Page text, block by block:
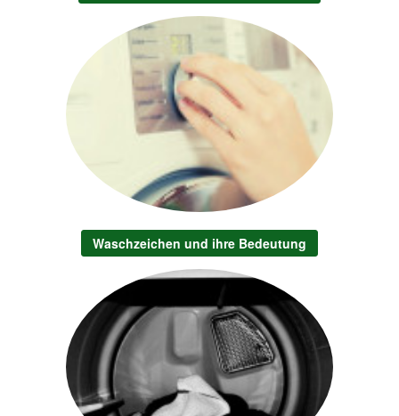
Waschzeichen und ihre Bedeutung